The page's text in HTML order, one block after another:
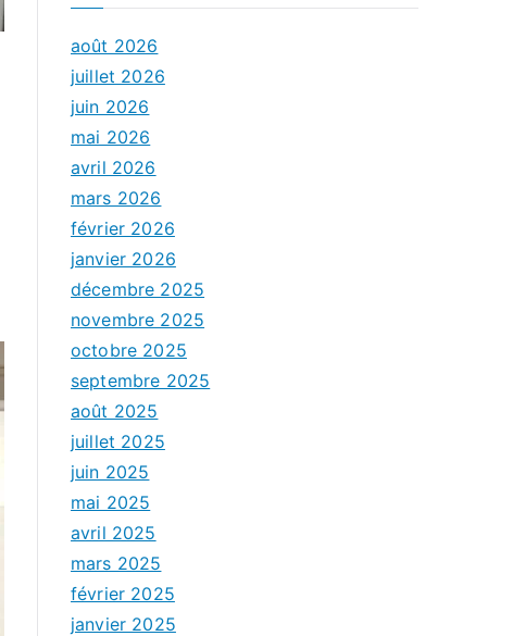
août 2026
juillet 2026
juin 2026
mai 2026
avril 2026
mars 2026
février 2026
janvier 2026
décembre 2025
novembre 2025
octobre 2025
septembre 2025
août 2025
juillet 2025
juin 2025
mai 2025
avril 2025
mars 2025
février 2025
janvier 2025